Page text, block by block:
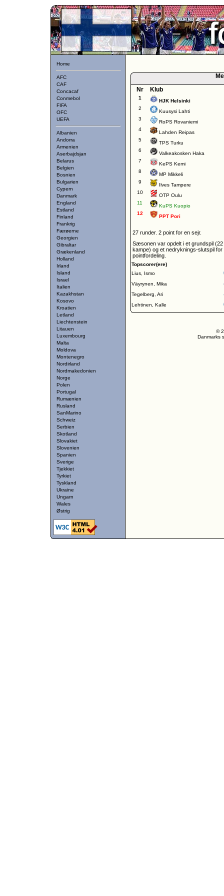
Home
AFC
CAF
Concacaf
Conmebol
FIFA
OFC
UEFA
Albanien
Andorra
Armenien
Aserbajdsjan
Belarus
Belgien
Bosnien
Bulgarien
Cypern
Danmark
England
Estland
Finland
Frankrig
Færøerne
Georgien
Gibraltar
Grækenland
Holland
Irland
Island
Israel
Italien
Kazakhstan
Kosovo
Kroatien
Letland
Liechtenstein
Litauen
Luxembourg
Malta
Moldova
Montenegro
Nordirland
Nordmakedonien
Norge
Polen
Portugal
Rumænien
Rusland
SanMarino
Schweiz
Serbien
Skotland
Slovakiet
Slovenien
Spanien
Sverige
Tjekkiet
Tyrkiet
Tyskland
Ukraine
Ungarn
Wales
Østrig
Nr
Klub
1
HJK Helsinki
2
Kuusysi Lahti
3
RoPS Rovaniemi
4
Lahden Reipas
5
TPS Turku
6
Valkeakosken Haka
7
KePS Kemi
8
MP Mikkeli
9
Ilves Tampere
10
OTP Oulu
11
KuPS Kuopio
12
PPT Pori
27 runder. 2 point for en sejr.
Sæsonen var opdelt i et grundspil
kampe) og et nedryknings-slutspil
pointfordeling.
Topscorer(ere)
Lius, Ismo
Väyrynen, Mika
Tegelberg, Ari
Lehtinen, Kalle
©
Danmarks